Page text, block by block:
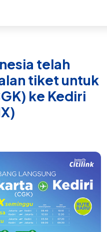
telah
tiket untuk
ke Kediri